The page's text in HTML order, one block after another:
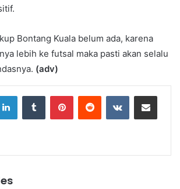
Bontang Kuala belum ada, karena
lebih ke futsal maka pasti akan selalu
(adv)
LinkedInTumblr PinterestReddit VKontakteShare via Email